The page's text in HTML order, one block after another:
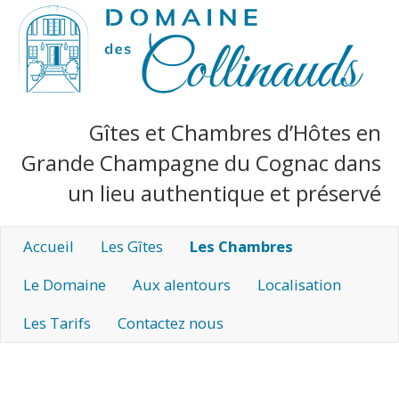
Gîtes et Chambres d’Hôtes en
Grande Champagne du Cognac dans
un lieu authentique et préservé
Accueil Les Gîtes
Les Chambres
Le Domaine
Aux alentours
Localisation
Les Tarifs
Contactez nous